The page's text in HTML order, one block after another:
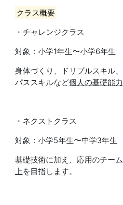
クラス概要
・チャレンジクラス
対象：小学1年生〜小学6年生
身体づくり、ドリブルスキル
パススキルなど個人の基礎能
・ネクストクラス
対象：小学5年生〜中学3年生
基礎技術に加え、応用のチー
上を目指します。